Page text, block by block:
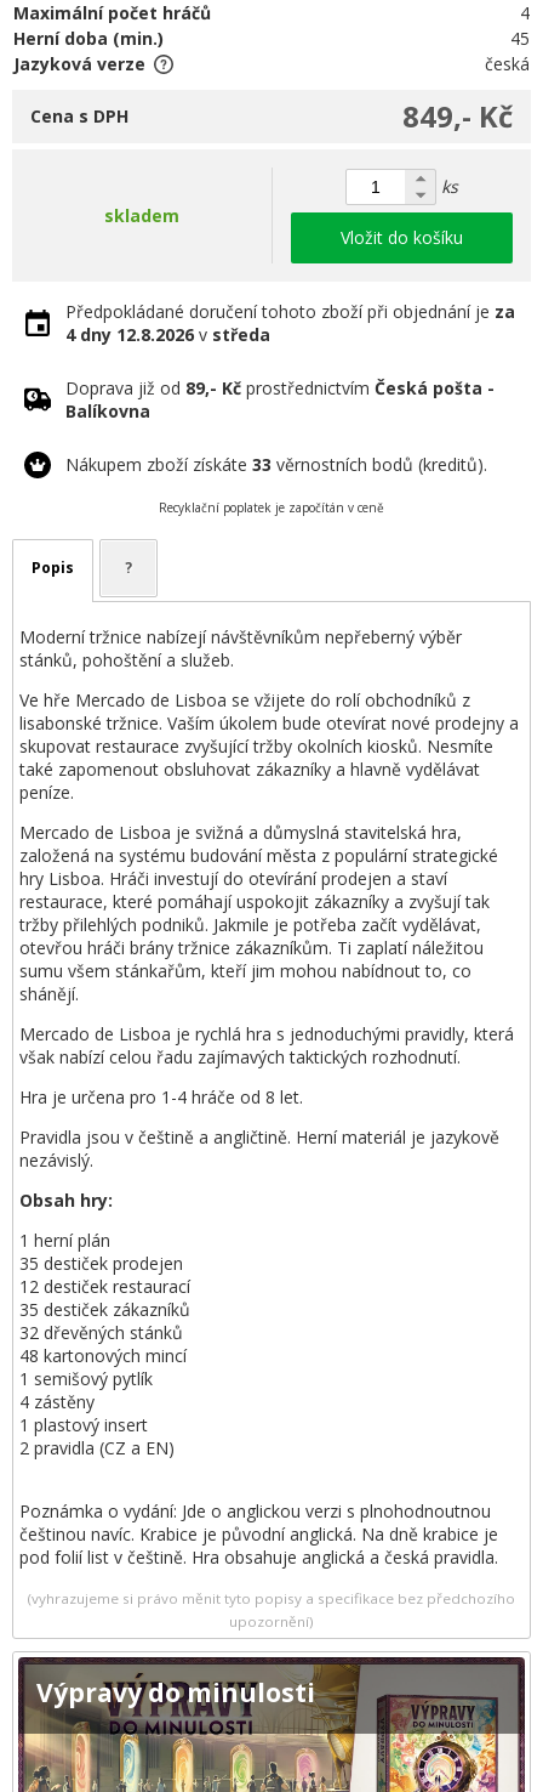
Maximální počet hráčů
4
Herní doba (min.)
45
Jazyková verze
česká
849,- Kč
Cena s DPH
skladem
ks
Vložit do košíku
Předpokládané doručení tohoto zboží při objednání je za
4 dny 12.8.2026 v středa
Doprava již od 89,- Kč prostřednictvím Česká pošta -
Balíkovna
Nákupem zboží získáte 33 věrnostních bodů (kreditů).
Recyklační poplatek je započítán v ceně
Popis ?
Moderní tržnice nabízejí návštěvníkům nepřeberný výběr
stánků, pohoštění a služeb.
Ve hře Mercado de Lisboa se vžijete do rolí obchodníků z
lisabonské tržnice. Vaším úkolem bude otevírat nové prodejny a
skupovat restaurace zvyšující tržby okolních kiosků. Nesmíte
také zapomenout obsluhovat zákazníky a hlavně vydělávat
peníze.
Mercado de Lisboa je svižná a důmyslná stavitelská hra,
založená na systému budování města z populární strategické
hry Lisboa. Hráči investují do otevírání prodejen a staví
restaurace, které pomáhají uspokojit zákazníky a zvyšují tak
tržby přilehlých podniků. Jakmile je potřeba začít vydělávat,
otevřou hráči brány tržnice zákazníkům. Ti zaplatí náležitou
sumu všem stánkařům, kteří jim mohou nabídnout to, co
shánějí.
Mercado de Lisboa je rychlá hra s jednoduchými pravidly, která
však nabízí celou řadu zajímavých taktických rozhodnutí.
Hra je určena pro 1-4 hráče od 8 let.
Pravidla jsou v češtině a angličtině. Herní materiál je jazykově
nezávislý.
Obsah hry:
1 herní plán
35 destiček prodejen
12 destiček restaurací
35 destiček zákazníků
32 dřevěných stánků
48 kartonových mincí
1 semišový pytlík
4 zástěny
1 plastový insert
2 pravidla (CZ a EN)
Poznámka o vydání: Jde o anglickou verzi s plnohodnoutnou
češtinou navíc. Krabice je původní anglická. Na dně krabice je
pod folií list v češtině. Hra obsahuje anglická a česká pravidla.
(vyhrazujeme si právo měnit tyto popisy a specifikace bez předchozího
upozornění)
Výpravy do minulosti